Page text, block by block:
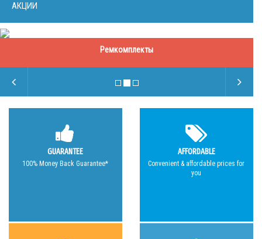
АКЦИИ
Ремкомплекты
GUARANTEE
100% Money Back Guarantee*
AFFORDABLE
Convenient & affordable prices for
you